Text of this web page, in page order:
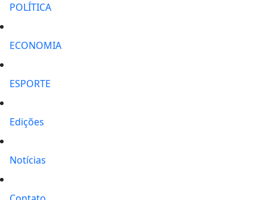
POLÍTICA
ECONOMIA
ESPORTE
Edições
Notícias